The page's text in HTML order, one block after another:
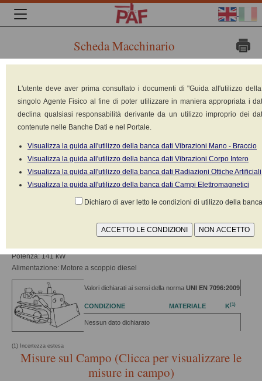
Scheda Macchinario
CATERPILLAR - CAT
Tipologia: Pala cingolata (ruspa)
Potenza: 141 kW
Alimentazione: Motore a scoppio diesel
Valori dichiarati ai sensi della norma UNI EN 7096:2009
CONDIZIONE MATERIALE K(1)
Nessun dato dichiarato
(1) Incertezza estesa
Misure sul Campo (Clicca per visualizzare le
misure in campo)
L'utente deve aver prima consultato i documenti di "Guida all'utilizzo
singolo Agente Fisico al fine di poter utilizzare in maniera appropriata i
declina qualsiasi responsabilità derivante da un utilizzo improprio dei
contenute nelle Banche Dati e nel Portale.
Visualizza la guida all'utilizzo della banca dati Vibrazioni Mano - Braccio
Visualizza la guida all'utilizzo della banca dati Vibrazioni Corpo Intero
Visualizza la guida all'utilizzo della banca dati Radiazioni Ottiche Artificiali
Visualizza la guida all'utilizzo della banca dati Campi Elettromagnetici
Dichiaro di aver letto le condizioni di utilizzo della